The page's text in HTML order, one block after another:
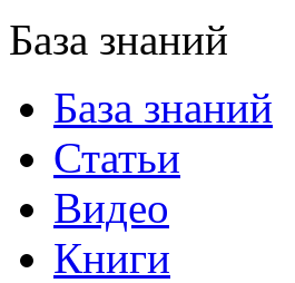
База знаний
База знаний
Статьи
Видео
Книги